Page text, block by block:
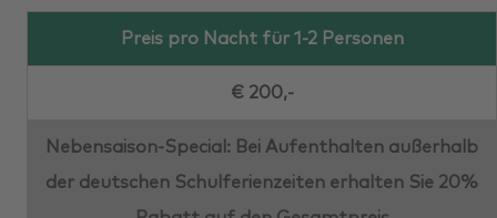
Preis pro Nacht für 1-2 Personen
€ 200,-
Nebensaison-Special: Bei Aufenthalten außerhalb
der deutschen Schulferienzeiten erhalten Sie 20%